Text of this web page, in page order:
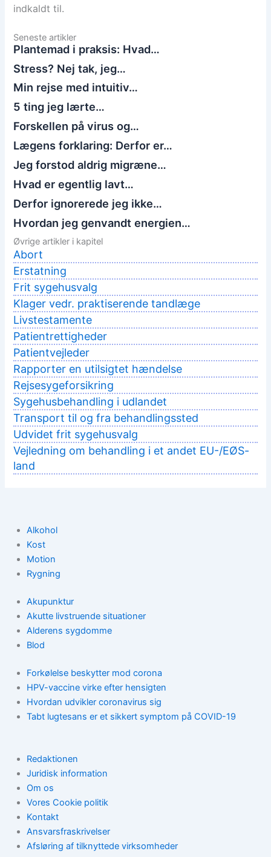
indkaldt til.
Seneste artikler
Plantemad i praksis: Hvad…
Stress? Nej tak, jeg…
Min rejse med intuitiv…
5 ting jeg lærte…
Forskellen på virus og…
Lægens forklaring: Derfor er…
Jeg forstod aldrig migræne…
Hvad er egentlig lavt…
Derfor ignorerede jeg ikke…
Hvordan jeg genvandt energien…
Øvrige artikler i kapitel
Abort
Erstatning
Frit sygehusvalg
Klager vedr. praktiserende tandlæge
Livstestamente
Patientrettigheder
Patientvejleder
Rapporter en utilsigtet hændelse
Rejsesygeforsikring
Sygehusbehandling i udlandet
Transport til og fra behandlingssted
Udvidet frit sygehusvalg
Vejledning om behandling i et andet EU-/EØS-
land
Alkohol
Kost
Motion
Rygning
Akupunktur
Akutte livstruende situationer
Alderens sygdomme
Blod
Forkølelse beskytter mod corona
HPV-vaccine virke efter hensigten
Hvordan udvikler coronavirus sig
Tabt lugtesans er et sikkert symptom på COVID-19
Redaktionen
Juridisk information
Om os
Vores Cookie politik
Kontakt
Ansvarsfraskrivelser
Afsløring af tilknyttede virksomheder